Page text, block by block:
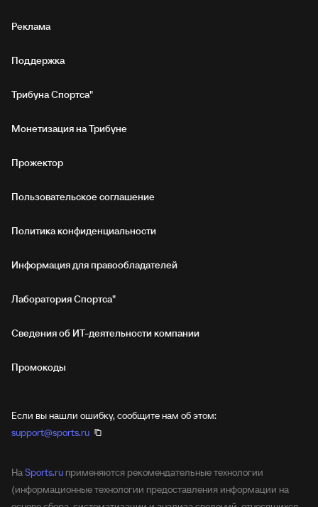
Реклама
Поддержка
Трибуна Спортса"
Монетизация на Трибуне
Прожектор
Пользовательское соглашение
Политика конфиденциальности
Информация для правообладателей
Лаборатория Спортса"
Сведения об ИТ‑деятельности компании
Промокоды
Если вы нашли ошибку, сообщите нам об этом:
support@sports.ru
НаSports.ru применяются рекомендательные технологии
(информационные технологии предоставления информации на